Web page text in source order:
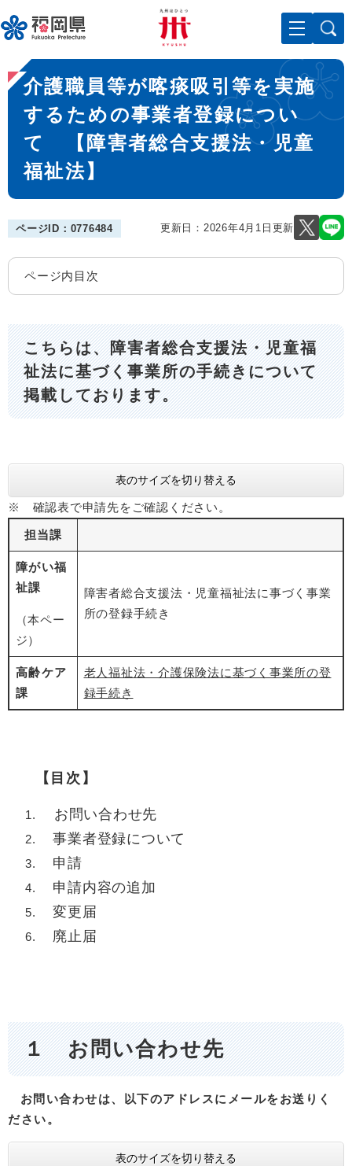
ー
ジ
先
頭
メニューを飛ばして本文へ
本
文
介護職員等が喀痰吸引等を実施
するための事業者登録につい
て 【障害者総合支援法・児童
福祉法】
ページID：0776484 更新日：2026年4月1日更新
ページ内目次
こちらは、障害者総合支援法・児童福
祉法に基づく事業所の手続きについて
掲載しております。
表のサイズを切り替える
※ 確認表で申請先をご確認ください。
担当課
障がい福
祉課
（本ペー
ジ）
障害者総合支援法・児童福祉法に事づく事業
所の登録手続き
高齢ケア
課
老人福祉法・介護保険法に基づく事業所の登
録手続き
【目次】
お問い合わせ先
事業者登録について
申請​
申請内容の追加
変更届
廃止届
１ お問い合わせ先
お問い合わせは、以下のアドレスにメールをお送りく
ださい。​
表のサイズを切り替える